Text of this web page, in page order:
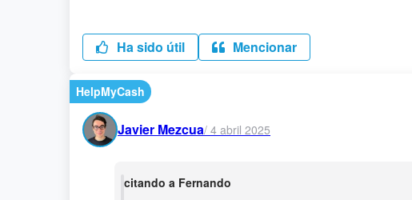
Ha sido útil Mencionar
HelpMyCash
Javier Mezcua/ 4 abril 2025
citando a Fernando